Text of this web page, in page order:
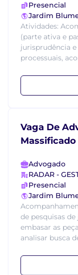
Presencial
Jardim
Atividades:
(parte ativa e
jurisprudência
processuais,
Vaga De
Massificado
Advogado
RADAR -
Presencial
Jardim
de pesquisas
embasar as
analisar busca